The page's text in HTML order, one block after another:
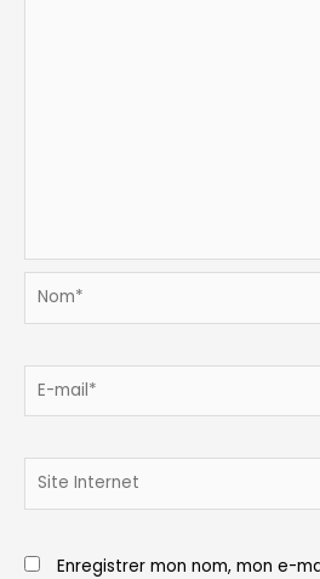
Nom*
E-
Site
Enregistrer mon nom, mon e-